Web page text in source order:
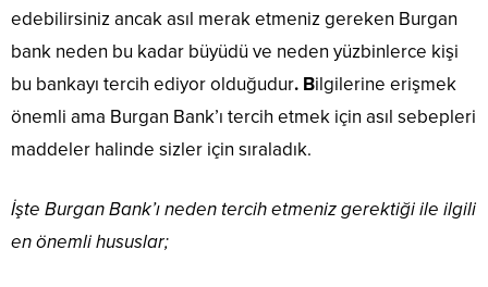
edebilirsiniz ancak asıl merak etmeniz gereken Burgan
bank neden bu kadar büyüdü ve neden yüzbinlerce kişi
bu bankayı tercih ediyor olduğudur. Bilgilerine erişmek
önemli ama Burgan Bank’ı tercih etmek için asıl sebepleri
maddeler halinde sizler için sıraladık.
İşte Burgan Bank’ı neden tercih etmeniz gerektiği ile ilgili
en önemli hususlar;